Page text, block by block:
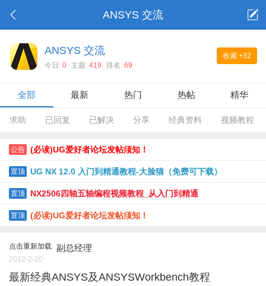
ANSYS 交流
收藏 +32
ANSYS 交流
今日: 0 主题: 419 排名: 69
全部 最新 热门 热帖 精华
求助 已回复 已解决 分享 经典资料 视频教程
公告 (必读)UG爱好者论坛发帖须知！
置顶 UG NX 12.0 入门到精通教程-大脸猫（免费可下载）
置顶 NX2506四轴五轴编程视频教程_从入门到精通
置顶 (必读)UG爱好者论坛发帖须知！
点击重新加载 副总经理
2012-2-20
最新经典ANSYS及ANSYSWorkbench教程